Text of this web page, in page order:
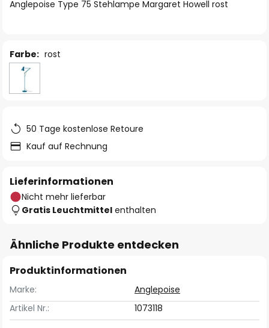
Anglepoise Type 75 Stehlampe Margaret Howell rost
Farbe: rost
50 Tage kostenlose Retoure
Kauf auf Rechnung
Lieferinformationen
Nicht mehr lieferbar
Gratis Leuchtmittel enthalten
Ähnliche Produkte entdecken
Produktinformationen
Marke:
Anglepoise
Artikel Nr.:
1073118